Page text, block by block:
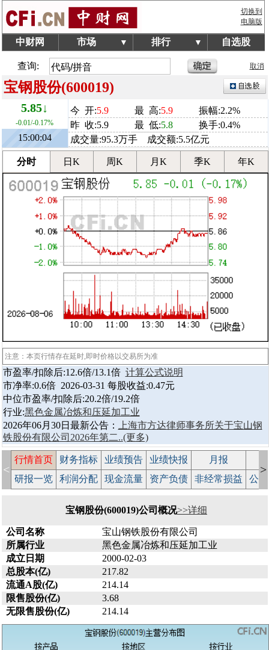
切换到
电脑版
中财网 市场 ▼ 排行 ▼ 自选股
查询: 取消
宝钢股份(600019)
5.85↓
-0.01/-0.17%
15:00:04
今 开:5.9 最 高:5.9
振幅:2.2%
昨 收:5.9
最 低:5.8
换手:0.4%
成交量:95.3万手 成交额:5.5亿元
分时 日K 周K 月K 季K 年K
注意：本页行情存在延时,即时价格以交易所为准
市盈率/扣除后:12.6倍/13.1倍 计算公式说明
市净率:0.6倍 2026-03-31 每股收益:0.47元
中位市盈率/扣除后:20.2倍/19.2倍
行业:黑色金属冶炼和压延加工业
2026年06月30日最新公告：
上海市方达律师事务所关于宝山钢
铁股份有限公司2026年第二..(更多)
<
行情首页 财务指标 业绩预告 业绩快报 月报
研报一览
利润分配 现金流量 资产负债 非经常损益 公
>
宝钢股份(600019)公司概况>>详细
公司名称
宝山钢铁股份有限公司
所属行业
黑色金属冶炼和压延加工业
成立日期
2000-02-03
总股本(亿)
217.82
流通A股(亿)
214.14
限售股份(亿)
3.68
无限售股份(亿)
214.14